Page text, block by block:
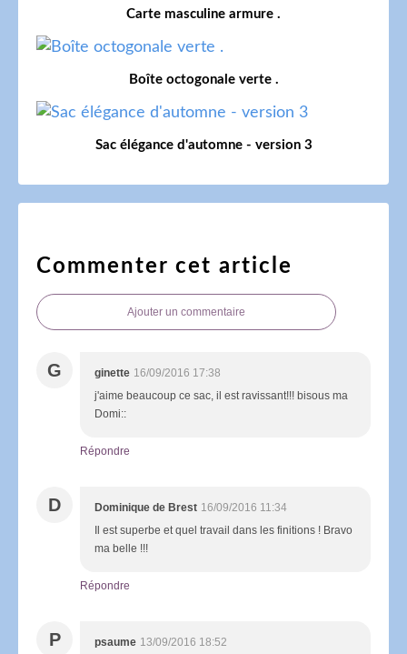
Carte masculine armure .
Boîte octogonale verte .
Sac élégance d'automne - version 3
Commenter cet article
Ajouter un commentaire
G ginette 16/09/2016 17:38
j'aime beaucoup ce sac, il est ravissant!!! bisous ma
Domi::
Répondre
D Dominique de Brest 16/09/2016 11:34
Il est superbe et quel travail dans les finitions ! Bravo
ma belle !!!
Répondre
P psaume 13/09/2016 18:52